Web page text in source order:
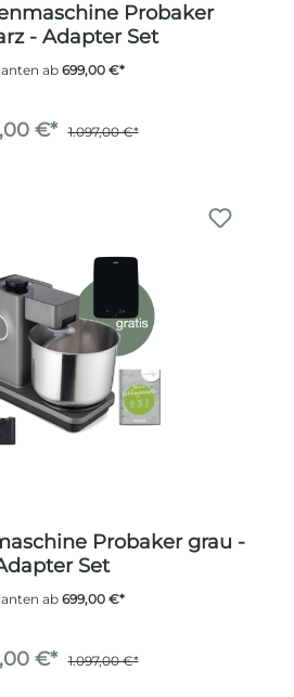
Probaker
- Adapter Set
ab 699,00 €*
€* 1.097,00 €*
Probaker grau -
Set
ab 699,00 €*
€* 1.097,00 €*